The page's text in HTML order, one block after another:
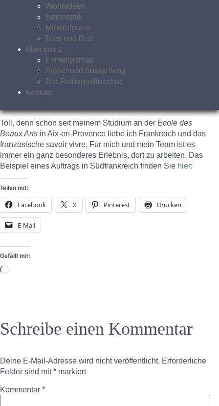
Wohnideen
Betonoptik
Mineralputze
Dies und Das
Über uns
Firmenportrait
Atelier und Ausstellung
Der Farbenonlineshop
Kontakt
Malerarbeiten auch in Südfrankreich
Die Riviera-Zeitung – Presseorgan für alle Exil-Deutschen in
Südfrankreich – berichtet in ihrer Oktober-Ausgabe über uns.
„VerWANDlung: Deutsche Malerfirma bringt Farbe ins Spiel“.
Toll, denn schon seit meinem Studium an der Ecole des
Beaux Arts in Aix-en-Provence liebe ich Frankreich und das
französische savoir vivre. Für mich und mein Team ist es
immer ein ganz besonderes Erlebnis, dort zu arbeiten. Das
Beispiel eines Auftrags in Südfrankreich finden Sie hier:
Teilen mit:
Facebook X Pinterest Drucken
E-Mail
Gefällt mir:
Wird
Schreibe einen Kommentar
Deine E-Mail-Adresse wird nicht veröffentlicht. Erforderliche
Felder sind mit* markiert
Kommentar *